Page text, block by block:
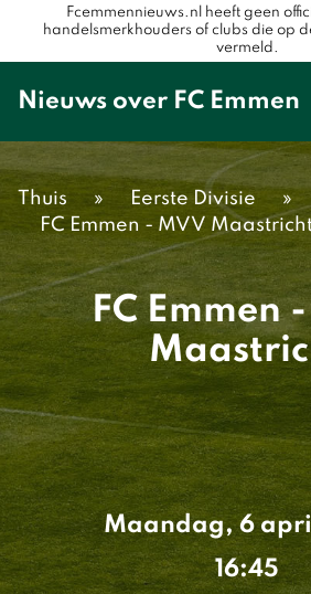
Fcemmennieuws.nl heeft geen
handelsmerkhouders of clubs die op
vermeld.
Nieuws over FC Emmen
Thuis » Eerste Divisie »
FC Emmen - MVV
FC Emmen
Maandag, 6
16:45